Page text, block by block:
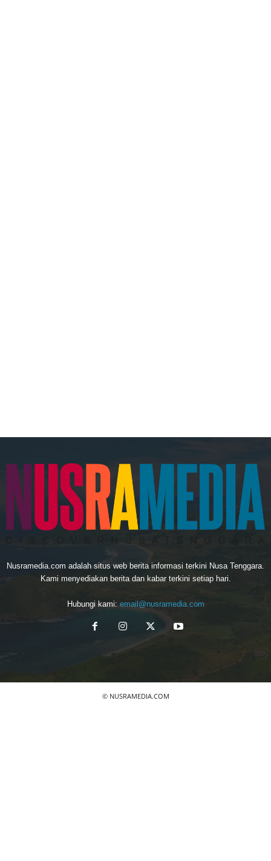
Nusramedia.com adalah situs web berita informasi terkini Nusa Tenggara.
Kami menyediakan berita dan kabar terkini setiap hari.
Hubungi kami: email@nusramedia.com
© NUSRAMEDIA.COM